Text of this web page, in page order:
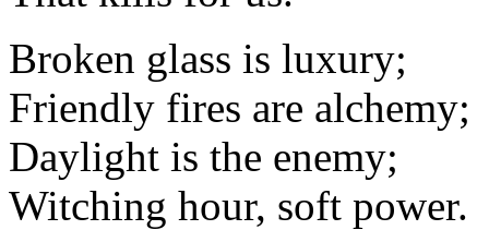
Broken glass is luxury;
Friendly fires are alchemy;
Daylight is the enemy;
Witching hour, soft power.